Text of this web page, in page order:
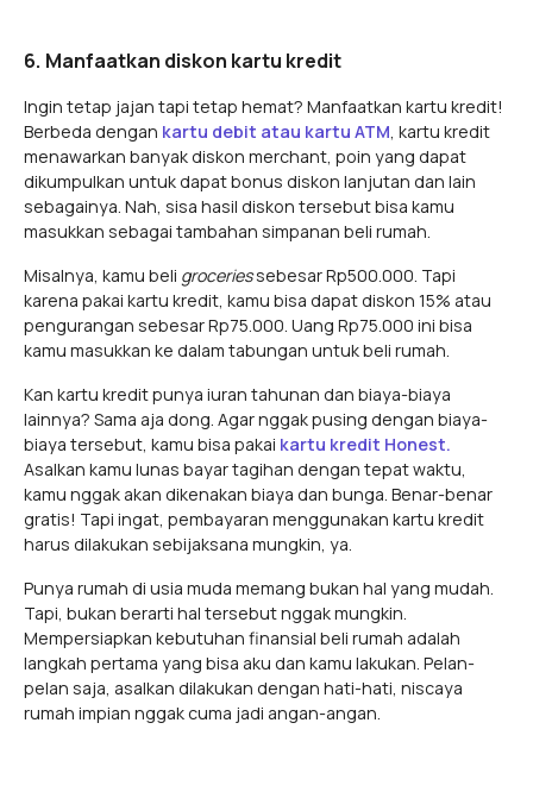
6. Manfaatkan diskon kartu kredit
Ingin tetap jajan tapi tetap hemat? Manfaatkan kartu kredit!
Berbeda dengan kartu debit atau kartu ATM, kartu kredit
menawarkan banyak diskon merchant, poin yang dapat
dikumpulkan untuk dapat bonus diskon lanjutan dan lain
sebagainya. Nah, sisa hasil diskon tersebut bisa kamu
masukkan sebagai tambahan simpanan beli rumah.
Misalnya, kamu beli groceriessebesar Rp500.000. Tapi
karena pakai kartu kredit, kamu bisa dapat diskon 15% atau
pengurangan sebesar Rp75.000. Uang Rp75.000 ini bisa
kamu masukkan ke dalam tabungan untuk beli rumah.
Kan kartu kredit punya iuran tahunan dan biaya-biaya
lainnya? Sama aja dong. Agar nggak pusing dengan biaya-
biaya tersebut, kamu bisa pakai kartu kredit Honest.
Asalkan kamu lunas bayar tagihan dengan tepat waktu,
kamu nggak akan dikenakan biaya dan bunga. Benar-benar
gratis! Tapi ingat, pembayaran menggunakan kartu kredit
harus dilakukan sebijaksana mungkin, ya.
Punya rumah di usia muda memang bukan hal yang mudah.
Tapi, bukan berarti hal tersebut nggak mungkin.
Mempersiapkan kebutuhan finansial beli rumah adalah
langkah pertama yang bisa aku dan kamu lakukan. Pelan-
pelan saja, asalkan dilakukan dengan hati-hati, niscaya
rumah impian nggak cuma jadi angan-angan.